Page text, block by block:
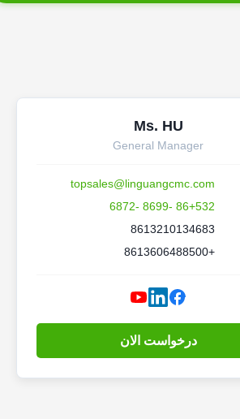
Ms. HU
General Manager
topsales@linguangcmc.com
86+532 -8699 -6872
8613210134683
+8613606488500
درخواست الان